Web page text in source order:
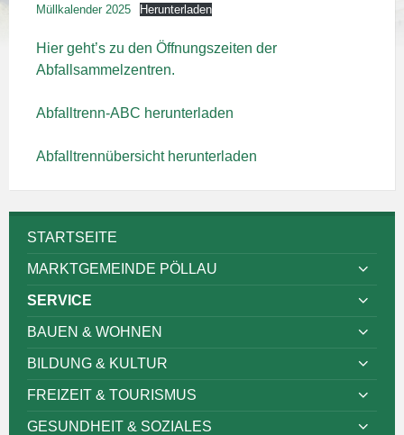
Müllkalender 2025 Herunterladen
Hier geht’s zu den Öffnungszeiten der
Abfallsammelzentren.
Abfalltrenn-ABC herunterladen
Abfalltrennübersicht herunterladen
STARTSEITE
MARKTGEMEINDE PÖLLAU
SERVICE
BAUEN & WOHNEN
BILDUNG & KULTUR
FREIZEIT & TOURISMUS
GESUNDHEIT & SOZIALES